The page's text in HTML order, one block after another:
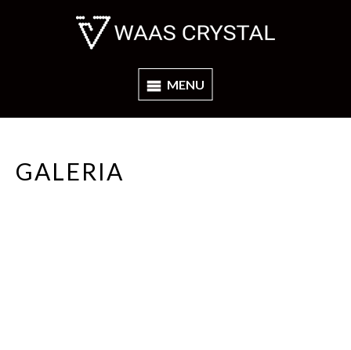
MENU
GALERIA